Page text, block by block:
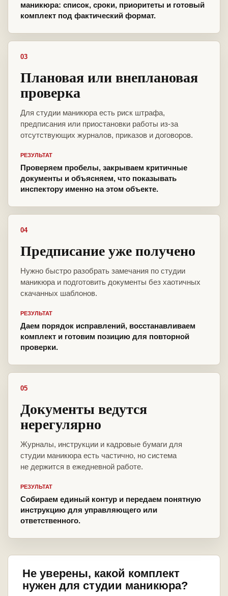
маникюра: список, сроки, приоритеты и готовый
комплект под фактический формат.
03
Плановая или внеплановая
проверка
Для студии маникюра есть риск штрафа,
предписания или приостановки работы из-за
отсутствующих журналов, приказов и договоров.
РЕЗУЛЬТАТ
Проверяем пробелы, закрываем критичные
документы и объясняем, что показывать
инспектору именно на этом объекте.
04
Предписание уже получено
Нужно быстро разобрать замечания по студии
маникюра и подготовить документы без хаотичных
скачанных шаблонов.
РЕЗУЛЬТАТ
Даем порядок исправлений, восстанавливаем
комплект и готовим позицию для повторной
проверки.
05
Документы ведутся
нерегулярно
Журналы, инструкции и кадровые бумаги для
студии маникюра есть частично, но система
не держится в ежедневной работе.
РЕЗУЛЬТАТ
Собираем единый контур и передаем понятную
инструкцию для управляющего или
ответственного.
Не уверены, какой комплект
нужен для студии маникюра?